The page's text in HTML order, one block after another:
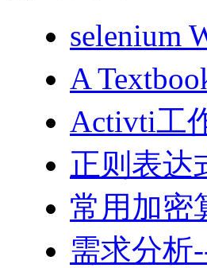
selenium
A
Activti工
正则表达
常用加密
需求分析